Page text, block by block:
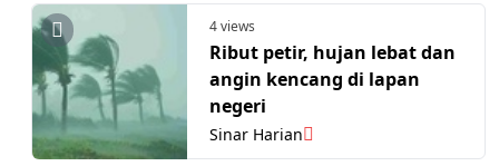
4 views
Ribut petir, hujan lebat dan
angin kencang di lapan
negeri
Sinar Harian